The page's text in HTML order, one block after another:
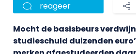
reageer
Mocht de basisbeurs
studieschuld duizenden